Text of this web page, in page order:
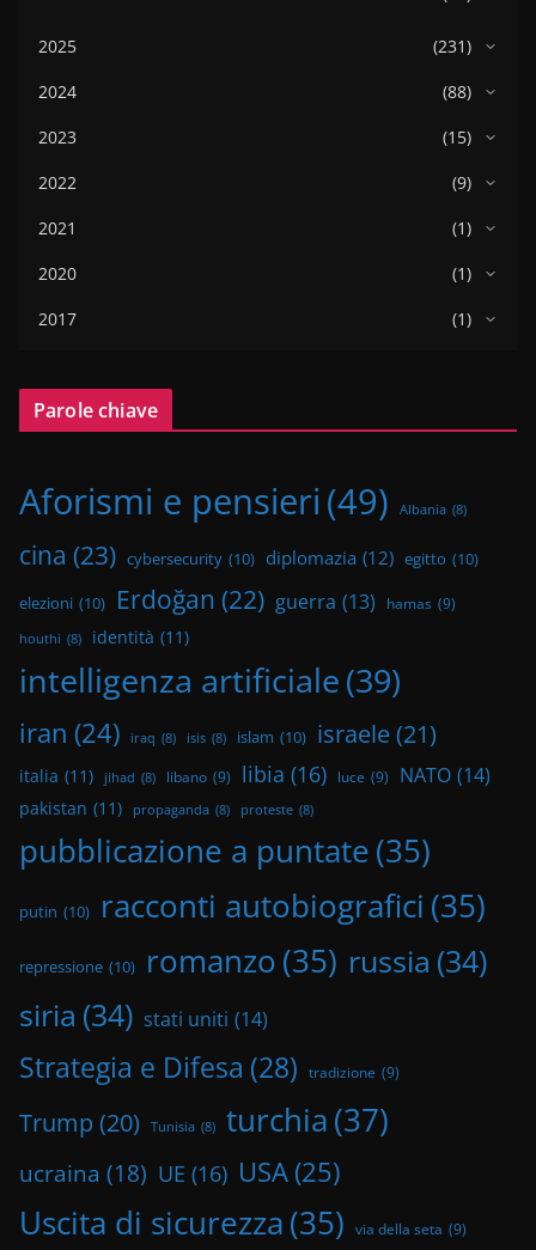
2025
(231)
2024
(88)
2023
(15)
2022
(9)
2021
(1)
2020
(1)
2017
(1)
Parole chiave
Aforismi e pensieri (49) Albania (8)
cina (23) cybersecurity (10) diplomazia (12) egitto (10)
elezioni (10) Erdoğan (22) guerra (13) hamas (9)
houthi (8) identità (11)
intelligenza artificiale(39)
iran (24) iraq (8) isis (8) islam (10) israele(21)
italia (11) jihad (8) libano (9) libia (16) luce (9) NATO (14)
pakistan (11) propaganda (8) proteste (8)
pubblicazione a puntate(35)
putin (10) racconti autobiografici (35)
repressione (10) romanzo(35) russia (34)
siria (34) stati uniti (14)
Strategia e Difesa (28) tradizione (9)
Trump (20) Tunisia (8) turchia(37)
ucraina (18) UE (16) USA (25)
Uscita di sicurezza(35) via della seta (9)